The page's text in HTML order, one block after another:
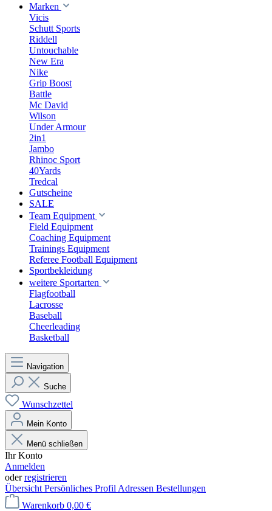
Marken
Vicis
Schutt Sports
Riddell
Untouchable
New Era
Nike
Grip Boost
Battle
Mc David
Wilson
Under Armour
2in1
Jambo
Rhinoc Sport
40Yards
Tredcal
Gutscheine
SALE
Team Equipment
Field Equipment
Coaching Equipment
Trainings Equipment
Referee Football Equipment
Sportbekleidung
weitere Sportarten
Flagfootball
Lacrosse
Baseball
Cheerleading
Basketball
Navigation
Suche
Wunschzettel
Mein Konto
Menü schließen
Ihr Konto
Anmelden
oderregistrieren
Übersicht Persönliches Profil Adressen Bestellungen
Warenkorb 0,00 €